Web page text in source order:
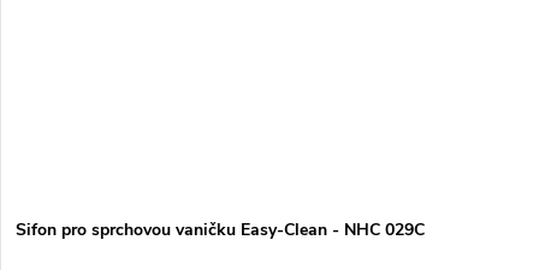
Sifon pro sprchovou vaničku Easy-Clean - NHC 029C